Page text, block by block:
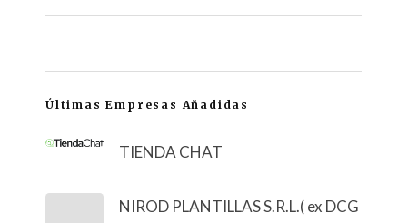
Últimas Empresas Añadidas
TIENDA CHAT
NIROD PLANTILLAS S.R.L.( ex DCG